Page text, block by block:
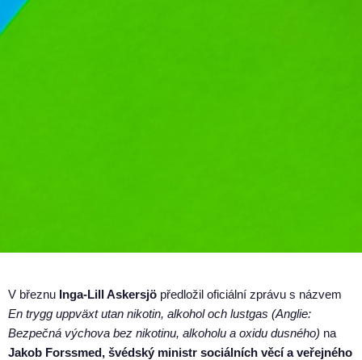
V březnu Inga-Lill Askersjö předložil oficiální zprávu s názvem
En trygg uppväxt utan nikotin, alkohol och lustgas (Anglie:
Bezpečná výchova bez nikotinu, alkoholu a oxidu dusného) na
Jakob Forssmed, švédský ministr sociálních věcí a veřejného